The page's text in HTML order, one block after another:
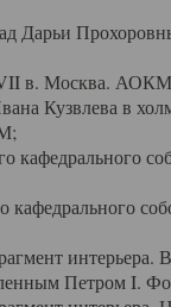
Дарьи
в. Москва.
Кузвлева в
кафедрального
интерьера.
Петром I.